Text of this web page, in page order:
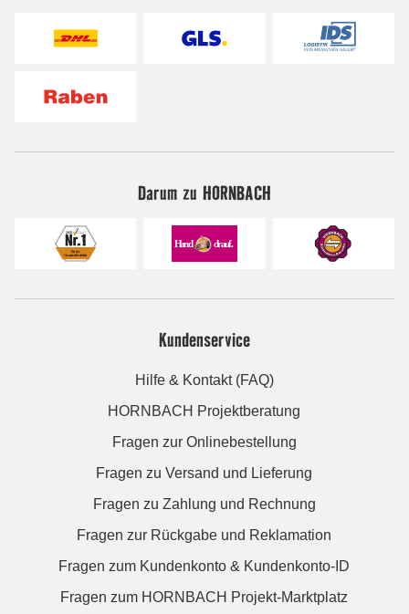
Darum zu HORNBACH
Kundenservice
Hilfe & Kontakt (FAQ)
HORNBACH Projektberatung
Fragen zur Onlinebestellung
Fragen zu Versand und Lieferung
Fragen zu Zahlung und Rechnung
Fragen zur Rückgabe und Reklamation
Fragen zum Kundenkonto & Kundenkonto-ID
Fragen zum HORNBACH Projekt-Marktplatz